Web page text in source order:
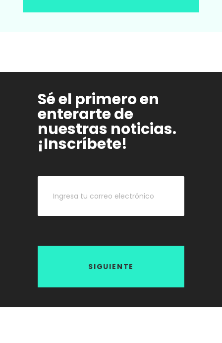
Sé el primero en
enterarte de
nuestras noticias.
¡Inscríbete!
SIGUIENTE